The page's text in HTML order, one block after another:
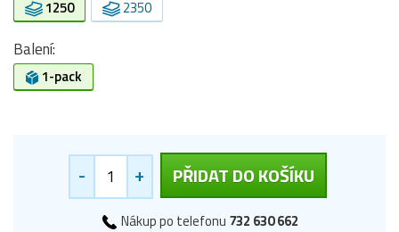
1250 2350
Balení:
1-pack
- + PŘIDAT DO KOŠÍKU
Nákup po telefonu 732 630 662